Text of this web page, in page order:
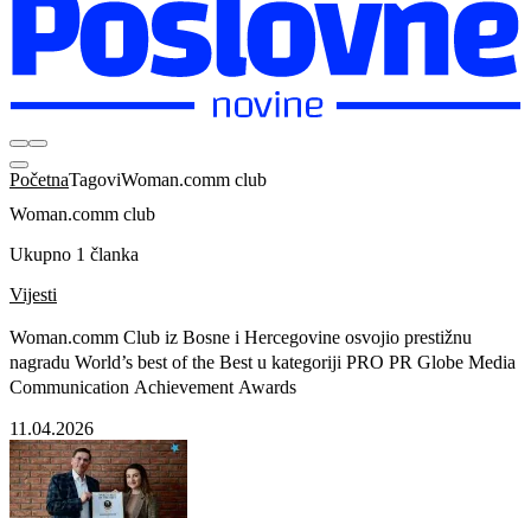
PočetnaTagoviWoman.comm club
Woman.comm club
Ukupno 1 članka
Vijesti
Woman.comm Club iz Bosne i Hercegovine osvojio prestižnu
nagradu World’s best of the Best u kategoriji PRO PR Globe Media
Communication Achievement Awards
11.04.2026